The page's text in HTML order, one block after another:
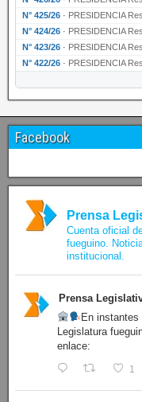
N° 425/26 · PRESIDENCIA
N° 424/26 · PRESIDENCIA
N° 423/26 · PRESIDENCIA
N° 422/26 · PRESIDENCIA
Facebook
Prensa
Cuenta oficial
fueguino.
institucional.
Prensa
En instantes
Legislatura
enlace:
1